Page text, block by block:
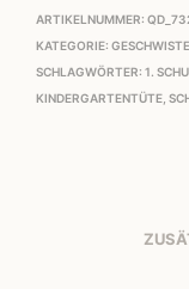
ARTIKELNUMMER:
KATEGORIE:
SCHLAGWÖRTER: 1.
KINDERGARTENTÜTE